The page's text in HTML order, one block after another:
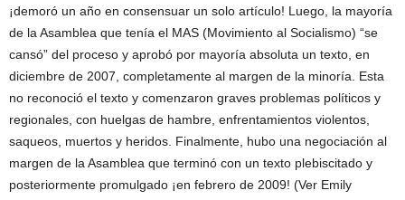
¡demoró un año en consensuar un solo artículo! Luego, la mayoría
de la Asamblea que tenía el MAS (Movimiento al Socialismo) “se
cansó” del proceso y aprobó por mayoría absoluta un texto, en
diciembre de 2007, completamente al margen de la minoría. Esta
no reconoció el texto y comenzaron graves problemas políticos y
regionales, con huelgas de hambre, enfrentamientos violentos,
saqueos, muertos y heridos. Finalmente, hubo una negociación al
margen de la Asamblea que terminó con un texto plebiscitado y
posteriormente promulgado ¡en febrero de 2009! (Ver Emily